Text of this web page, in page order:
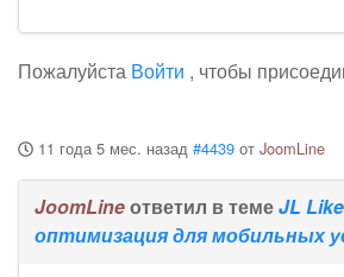
Пожалуйста Войти , чтобы
11 года 5 мес. назад #4439 от JoomLine
JoomLineответил в темеJL
оптимизация для мобильных